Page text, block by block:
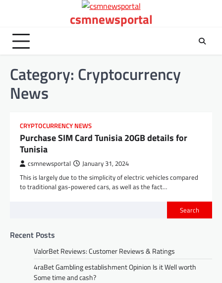
csmnewsportal
Category: Cryptocurrency
News
CRYPTOCURRENCY NEWS
Purchase SIM Card Tunisia 20GB details for
Tunisia
csmnewsportal January 31, 2024
This is largely due to the simplicity of electric vehicles compared
to traditional gas-powered cars, as well as the fact…
Search
Recent Posts
ValorBet Reviews: Customer Reviews & Ratings
4raBet Gambling establishment Opinion Is it Well worth
Some time and cash?